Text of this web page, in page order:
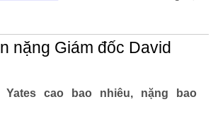
nặng Giám đốc David
Yates cao bao nhiêu, nặng bao